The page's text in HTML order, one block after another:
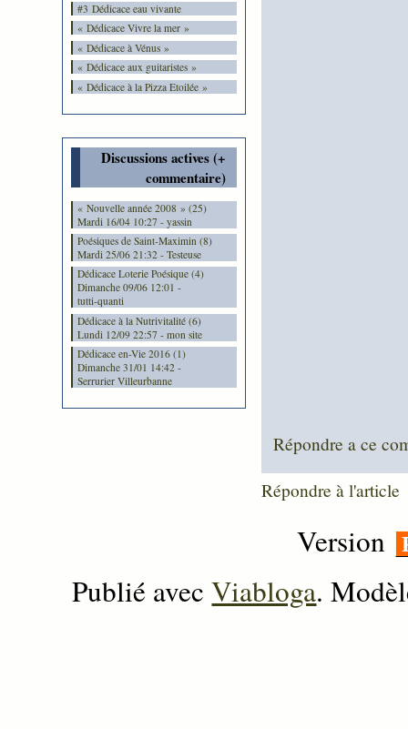
#3 Dédicace eau vivante
« Dédicace Vivre la mer »
« Dédicace à Vénus »
« Dédicace aux guitaristes »
« Dédicace à la Pizza Etoilée »
Discussions actives (+
commentaire)
« Nouvelle année 2008 » (25)
Mardi 16/04 10:27 - yassin
Poésiques de Saint-Maximin (8)
Mardi 25/06 21:32 - Testeuse
Dédicace Loterie Poésique (4)
Dimanche 09/06 12:01 -
tutti-quanti
Dédicace à la Nutrivitalité (6)
Lundi 12/09 22:57 - mon site
Dédicace en-Vie 2016 (1)
Dimanche 31/01 14:42 -
Serrurier Villeurbanne
Répondre a ce
Répondre à l'article
Version
Publié avecViabloga.